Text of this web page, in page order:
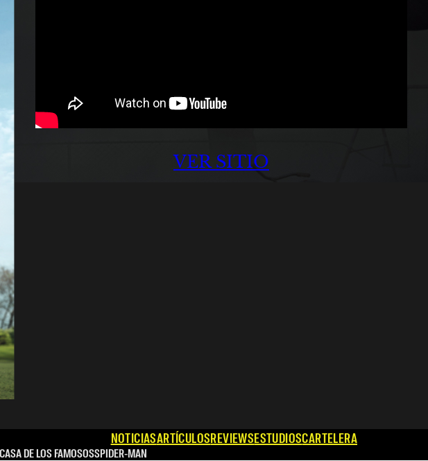
VER SITIO
NOTICIASARTÍCULOSREVIEWSESTUDIOSCARTELERA
DE LOS FAMOSOSSPIDER-MAN